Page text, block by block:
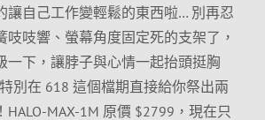
讓自己工作變輕鬆的東西啦… 別再忍
吱吱響、螢幕角度固定死的支架了，
一下，讓脖子與心情一起抬頭挺胸
別在 618 這個檔期直接給你祭出兩
MAX-1M 原價 $2799，現在只